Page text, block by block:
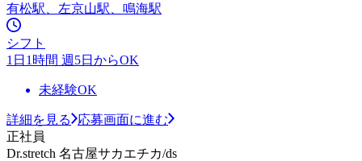
有松駅、左京山駅、鳴海駅
シフト
1日1時間 週5日からOK
未経験OK
詳細を見る
応募画面に進む
正社員
Dr.stretch 名古屋サカエチカ/ds